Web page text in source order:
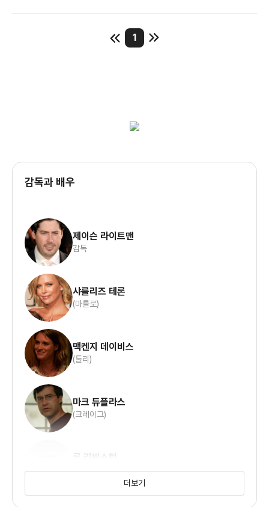
마찬가지로 출산을 개인 소관으로만 한정하고 이에 따른 도움에
사회 제도적으로 출생자가 있는 가정에 해 주는 게 없어 보인다.
‘툴리’는
육아에 대한 스트레스로 인해 힘겨운 엄마이자 아내인
마를로(샤를리즈 테론)의 일상을 보여주며 마를로가 야간 보모
툴리(데이비드 매켄지)를 만나 엄마이자 아내가 아닌 자신의 삶을
과정을 보여주는 작품이다.
마를로는 셋째를 임신했다. 계획에 없던 임신이었으며 이미
자신이 낳은
아들 조나(애셔 마일스 팔라카)와 딸 사라(리아 프랭클랜드)로
머리가
옮겨야
한다는 교직원의 권유로 자기 아들에게만 가해지는 차별과
1
감독과 배우
제이슨 라이트맨
감독
샤를리즈 테론
(마를로)
맥켄지 데이비스
(툴리)
마크 듀플라스
(크레이그)
론 리빙스턴
(드류)
더보기